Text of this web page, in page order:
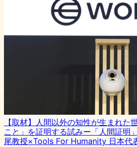
【取材】人間以外の知性が生まれた
こと」を証明する試みー「人間証明
尾教授×Tools For Humanity 日本代